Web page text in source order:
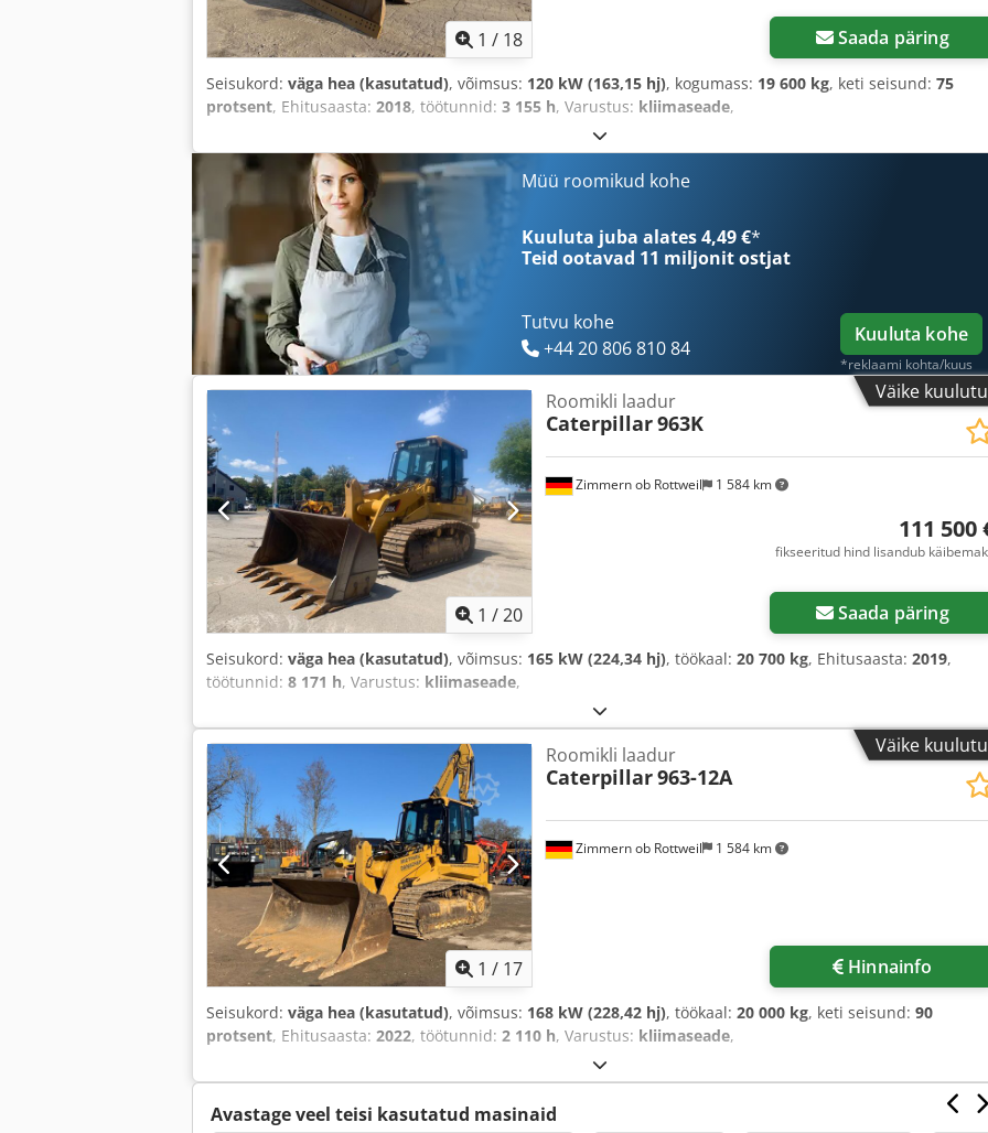
1 / 18 Saada päring
Seisukord: väga hea (kasutatud), võimsus: 120 kW (163,15 hj), kogumass: 19 600 kg, keti seisund: 75
protsent, Ehitusaasta: 2018, töötunnid: 3 155 h, Varustus: kliimaseade,
Müü roomikud kohe
Kuuluta juba alates 4,49 €*
Teid ootavad 11 miljonit ostjat
Tutvu kohe
+44 20 806 810 84
Kuuluta kohe
*reklaami kohta/kuus
Väike
1 /20
Zimmern ob Rottweil 1 584 km
Roomikli laadur
Caterpillar963K
111 500
fikseeritud hind lisandub
Saada päring
Seisukord: väga hea (kasutatud), võimsus: 165 kW (224,34 hj), töökaal: 20 700 kg, Ehitusaasta: 2019,
töötunnid: 8 171 h, Varustus: kliimaseade,
Väike
1 / 17
Zimmern ob Rottweil 1 584 km
Roomikli laadur
Caterpillar963-12A
Hinnainfo
Seisukord: väga hea (kasutatud), võimsus: 168 kW (228,42 hj), töökaal: 20 000 kg, keti seisund: 90
protsent, Ehitusaasta: 2022, töötunnid: 2 110 h, Varustus: kliimaseade,
Avastage veel teisi kasutatud masinaid